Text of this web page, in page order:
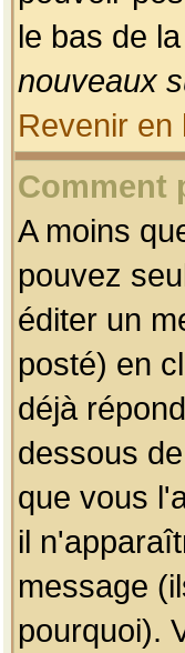
le bas de
nouveaux
Revenir en
Comment
A moins
pouvez
éditer un
posté) en
déjà
dessous
que vous
il
message
pourquoi).